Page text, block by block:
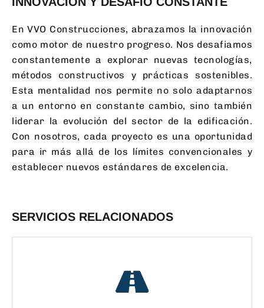
En VVO Construcciones, abrazamos la innovación
como motor de nuestro progreso. Nos desafiamos
constantemente a explorar nuevas tecnologías,
métodos constructivos y prácticas sostenibles.
Esta mentalidad nos permite no solo adaptarnos
a un entorno en constante cambio, sino también
liderar la evolución del sector de la edificación.
Con nosotros, cada proyecto es una oportunidad
para ir más allá de los límites convencionales y
establecer nuevos estándares de excelencia.
SERVICIOS RELACIONADOS